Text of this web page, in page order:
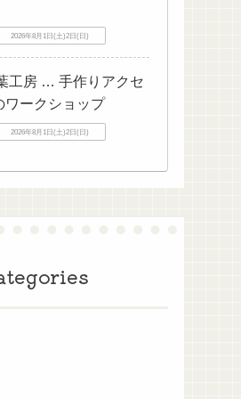
2026年8月1日(土)2日(日)
工房 … 手作りアクセ
ワークショップ
2026年8月1日(土)2日(日)